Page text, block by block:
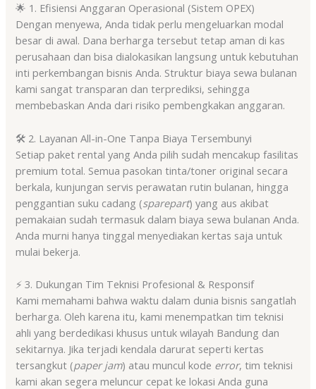
🌟 1. Efisiensi Anggaran Operasional (Sistem OPEX)
Dengan menyewa, Anda tidak perlu mengeluarkan modal
besar di awal. Dana berharga tersebut tetap aman di kas
perusahaan dan bisa dialokasikan langsung untuk kebutuhan
inti perkembangan bisnis Anda. Struktur biaya sewa bulanan
kami sangat transparan dan terprediksi, sehingga
membebaskan Anda dari risiko pembengkakan anggaran.
🛠️ 2. Layanan All-in-One Tanpa Biaya Tersembunyi
Setiap paket rental yang Anda pilih sudah mencakup fasilitas
premium total. Semua pasokan tinta/toner original secara
berkala, kunjungan servis perawatan rutin bulanan, hingga
penggantian suku cadang (sparepart) yang aus akibat
pemakaian sudah termasuk dalam biaya sewa bulanan Anda.
Anda murni hanya tinggal menyediakan kertas saja untuk
mulai bekerja.
⚡ 3. Dukungan Tim Teknisi Profesional & Responsif
Kami memahami bahwa waktu dalam dunia bisnis sangatlah
berharga. Oleh karena itu, kami menempatkan tim teknisi
ahli yang berdedikasi khusus untuk wilayah Bandung dan
sekitarnya. Jika terjadi kendala darurat seperti kertas
tersangkut (paper jam) atau muncul kode error, tim teknisi
kami akan segera meluncur cepat ke lokasi Anda guna